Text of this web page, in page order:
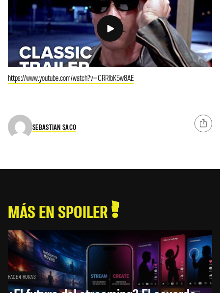
https://www.youtube.com/watch?v=CRRlbK5w8AE
SEBASTIAN SACO
MÁS EN SPOILER
HACE 4 HORAS